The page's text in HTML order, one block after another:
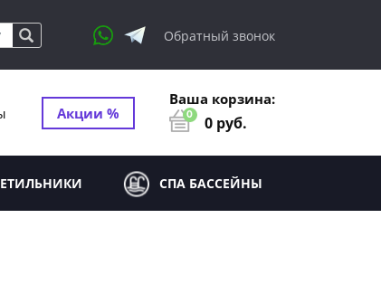
Обратный звонок
Акции %
Ваша корзина:
0 0 руб.
СПА БАССЕЙНЫ